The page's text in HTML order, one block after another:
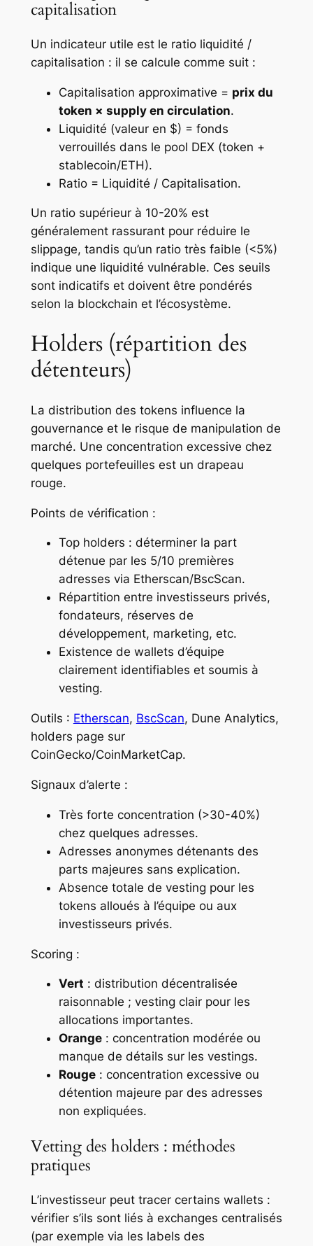
capitalisation
Un indicateur utile est le ratio liquidité /
capitalisation : il se calcule comme suit :
Capitalisation approximative = prix du
token × supply en circulation.
Liquidité (valeur en $) = fonds
verrouillés dans le pool DEX (token +
stablecoin/ETH).
Ratio = Liquidité / Capitalisation.
Un ratio supérieur à 10-20% est
généralement rassurant pour réduire le
slippage, tandis qu’un ratio très faible (<5%)
indique une liquidité vulnérable. Ces seuils
sont indicatifs et doivent être pondérés
selon la blockchain et l’écosystème.
Holders (répartition des
détenteurs)
La distribution des tokens influence la
gouvernance et le risque de manipulation de
marché. Une concentration excessive chez
quelques portefeuilles est un drapeau
rouge.
Points de vérification :
Top holders : déterminer la part
détenue par les 5/10 premières
adresses via Etherscan/BscScan.
Répartition entre investisseurs privés,
fondateurs, réserves de
développement, marketing, etc.
Existence de wallets d’équipe
clairement identifiables et soumis à
vesting.
Outils : Etherscan, BscScan, Dune Analytics,
holders page sur
CoinGecko/CoinMarketCap.
Signaux d’alerte :
Très forte concentration (>30-40%)
chez quelques adresses.
Adresses anonymes détenants des
parts majeures sans explication.
Absence totale de vesting pour les
tokens alloués à l’équipe ou aux
investisseurs privés.
Scoring :
Vert : distribution décentralisée
raisonnable ; vesting clair pour les
allocations importantes.
Orange: concentration modérée ou
manque de détails sur les vestings.
Rouge: concentration excessive ou
détention majeure par des adresses
non expliquées.
Vetting des holders : méthodes
pratiques
L’investisseur peut tracer certains wallets :
vérifier s’ils sont liés à exchanges centralisés
(par exemple via les labels des